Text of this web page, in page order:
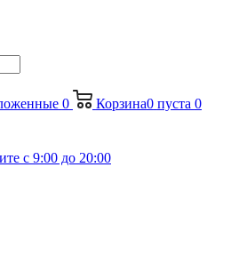
0 Корзина0 пуста 0
с 9:00 до 20:00